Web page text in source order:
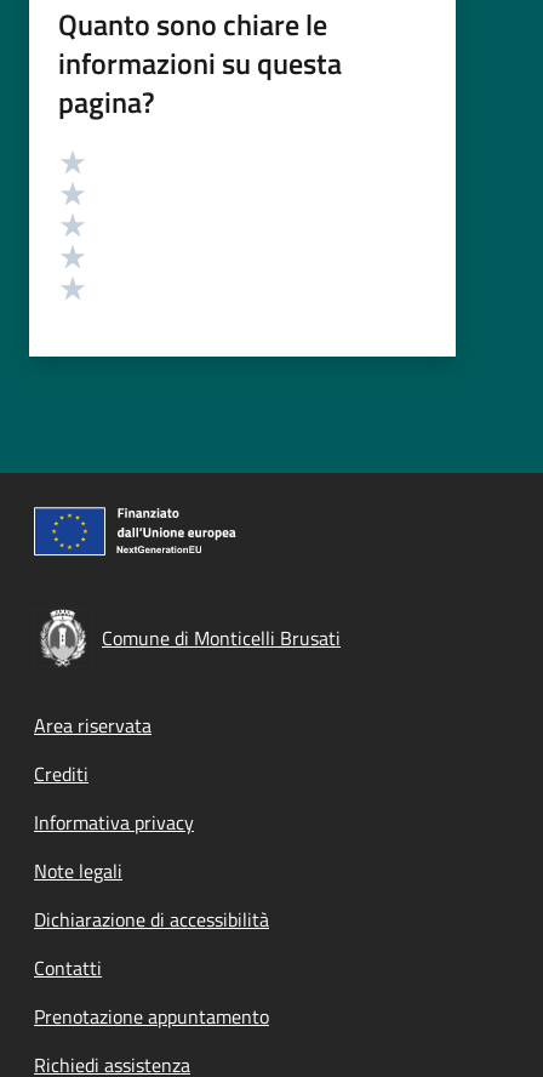
Quanto sono chiare le
informazioni su questa
pagina?
Valutazione
Comune di Monticelli Brusati
Footer menu
Area riservata
Crediti
Informativa privacy
Note legali
Dichiarazione di accessibilità
Contatti
Prenotazione appuntamento
Richiedi assistenza